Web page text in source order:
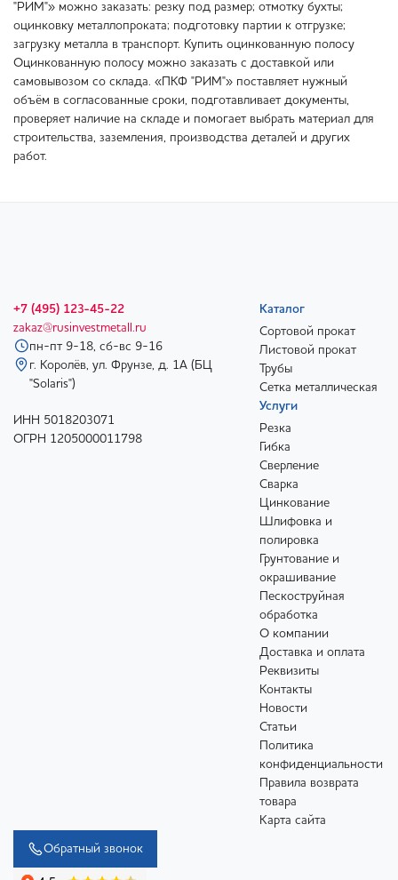
"РИМ"» можно заказать: резку под размер; отмотку бухты;
оцинковку металлопроката; подготовку партии к отгрузке;
загрузку металла в транспорт. Купить оцинкованную полосу
Оцинкованную полосу можно заказать с доставкой или
самовывозом со склада. «ПКФ "РИМ"» поставляет нужный
объём в согласованные сроки, подготавливает документы,
проверяет наличие на складе и помогает выбрать материал для
строительства, заземления, производства деталей и других
работ.
+7 (495) 123-45-22
zakaz@rusinvestmetall.ru
пн-пт 9-18, сб-вс 9-16
г. Королёв, ул. Фрунзе, д. 1А (БЦ
"Solaris")
ИНН 5018203071
ОГРН 1205000011798
Каталог
Сортовой прокат
Листовой прокат
Трубы
Сетка металлическая
Услуги
Резка
Гибка
Сверление
Сварка
Цинкование
Шлифовка и
полировка
Грунтование и
окрашивание
Пескоструйная
обработка
О компании
Доставка и оплата
Реквизиты
Контакты
Новости
Статьи
Политика
конфиденциальности
Правила возврата
товара
Карта сайта
Обратный звонок